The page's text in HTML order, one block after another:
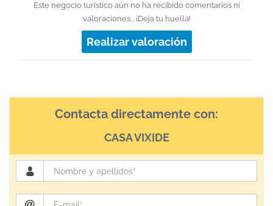
Este negocio turístico aún no ha recibido comentarios ni
valoraciones... ¡Deja tu huella!
Realizar valoración
Contacta directamente con:
CASA VIXIDE